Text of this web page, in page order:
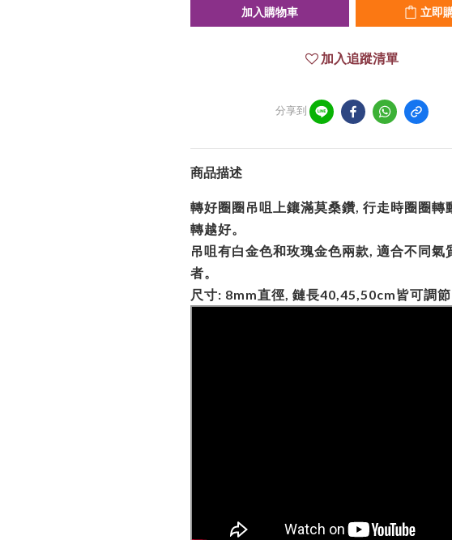
加入購物車 立即
加入追蹤清單
分享到
商品描述
轉好圈圈吊咀上鑲滿莫桑鑽, 行走時圈圈轉
轉越好。
吊咀有白金色和玫瑰金色兩款, 適合不同氣
者。
尺寸: 8mm直徑, 鏈長40,45,50cm皆可調節